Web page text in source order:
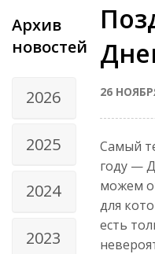
Архив
новостей
2026
2025
2024
2023
26
Самый
году —
можем
для
есть